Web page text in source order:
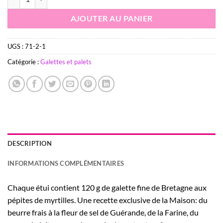
AJOUTER AU PANIER
UGS :71-2-1
Catégorie :Galettes et palets
DESCRIPTION
INFORMATIONS COMPLÉMENTAIRES
Chaque étui contient 120 g de galette fine de Bretagne aux
pépites de myrtilles. Une recette exclusive de la Maison: du
beurre frais à la fleur de sel de Guérande, de la Farine, du